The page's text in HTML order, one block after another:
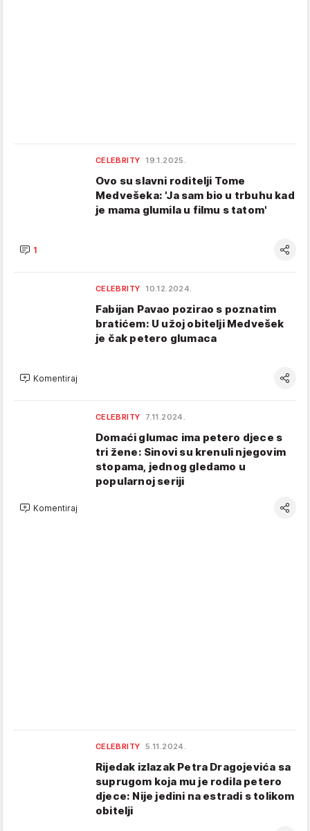
CELEBRITY 19.1.2025.
Ovo su slavni roditelji Tome
Medvešeka: 'Ja sam bio u trbuhu kad
je mama glumila u filmu s tatom'
1
CELEBRITY 10.12.2024.
Fabijan Pavao pozirao s poznatim
bratićem: U užoj obitelji Medvešek
je čak petero glumaca
Komentiraj
CELEBRITY 7.11.2024.
Domaći glumac ima petero djece s
tri žene: Sinovi su krenuli njegovim
stopama, jednog gledamo u
popularnoj seriji
Komentiraj
CELEBRITY 5.11.2024.
Rijedak izlazak Petra Dragojevića sa
suprugom koja mu je rodila petero
djece: Nije jedini na estradi s tolikom
obitelji